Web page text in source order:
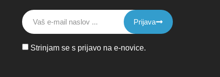
Strinjam se s prijavo na e-novice.
Prijava